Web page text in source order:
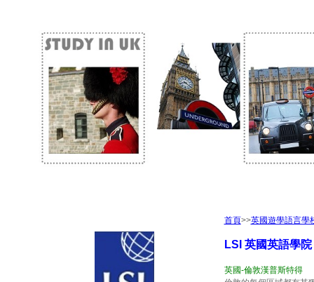
首頁>>英國遊學語言學
LSI 英國英語學院
英國-倫敦漢普斯特得